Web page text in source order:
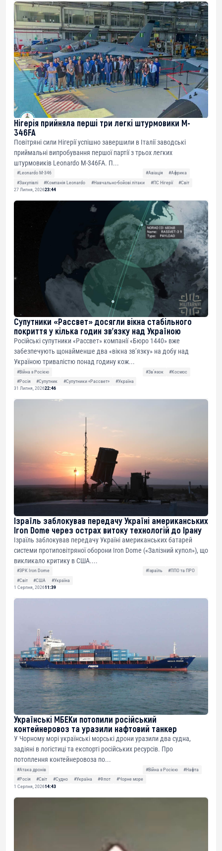
Нігерія прийняла перші три легкі штурмовики M-
346FA
Повітряні сили Нігерії успішно завершили в Італії заводські
приймальні випробування першої партії з трьох легких
штурмовиків Leonardo M-346FA. П...
#Leonardo M-346 #Авіація
#Африка
#Закупівлі
#Компанія Leonardo #Навчально-бойові літаки #ПС Нігерії
#Світ
27 Липня, 202623:44
Супутники «Рассвет» досягли вікна стабільного
покриття у кілька годин зв’язку над Україною
Російські супутники «Рассвет» компанії «Бюро 1440» вже
забезпечують щонайменше два «вікна зв’язку» на добу над
Україною тривалістю понад годину кож...
#Війна з Росією #Звʼязок
#Космос
#Росія
#Супутник #Супутники «Рассвет»
#Україна
31 Липня, 202622:46
Ізраїль заблокував передачу Україні американських
Iron Dome через острах витоку технологій до Ірану
Ізраїль заблокував передачу Україні американських батарей
системи протиповітряної оборони Iron Dome («Залізний купол»), що
викликало критику в США....
#ЗРК Iron Dome #Ізраїль
#ППО та ПРО
#Світ
#США
#Україна
1 Серпня, 202611:39
Українські МБЕКи потопили російський
контейнеровоз та уразили нафтовий танкер
У Чорному морі українські морські дрони уразили два судна,
задіяні в логістиці та експорті російських ресурсів. Про
потоплення контейнеровоза по...
#Атака дронів #Війна з Росією
#Нафта
#Росія
#Світ #Судно #Україна #Флот
#Чорне море
1 Серпня, 202614:43